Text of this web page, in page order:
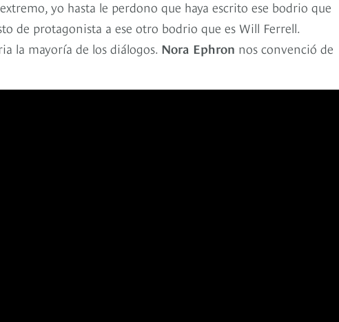
yo hasta le perdono que haya escrito ese bodrio que
de protagonista a ese otro bodrio que es Will Ferrell.
la mayoría de los diálogos. Nora Ephron nos convenció de